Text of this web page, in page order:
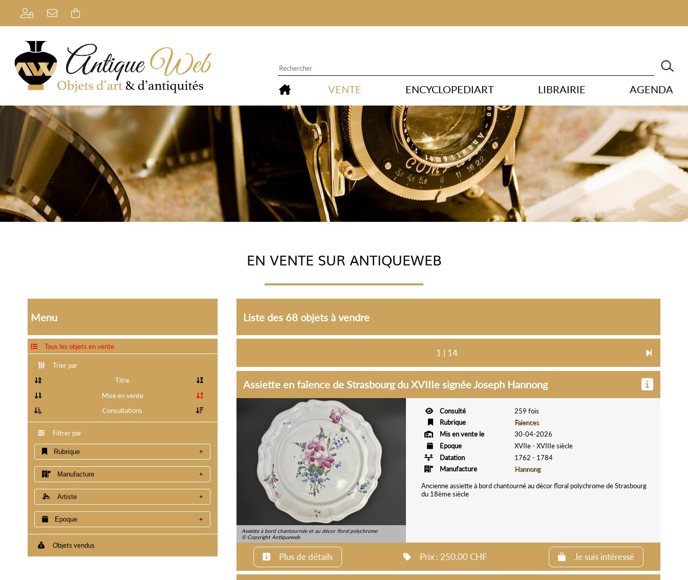
Se connecter
VENTE ENCYCLOPEDIART LIBRAIRIE AGENDA
EN VENTE SUR ANTIQUEWEB
Menu
Tous les objets en vente
Trier par
Titre
Mise en vente
Consultations
Filtrer par
Rubrique
Manufacture
Artiste
Epoque
Objets vendus
Liste des 68 objets à vendre
1 | 14
Assiette en faïence de Strasbourg du XVIIIe signée Joseph Hannong
Assiette à bord chantournée et au décor floral polychrome
© Copyright Antiqueweb
Consulté
259 fois
Rubrique
Faïences
Mis en vente le
30-04-2026
Epoque
XVIIe - XVIIIe siècle
Datation
1762 - 1784
Manufacture
Hannong
Ancienne assiette à bord chantourné au décor floral polychrome de Strasbourg
du 18ème siècle
Plus de détails Prix : 250.00 CHF Je suis intéressé